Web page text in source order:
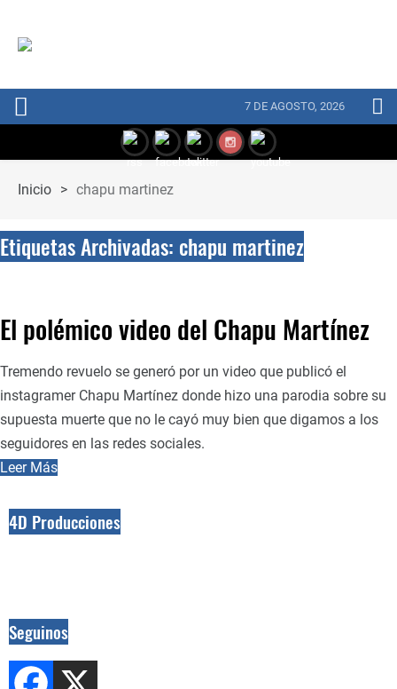
7 DE AGOSTO, 2026
Inicio > chapu martinez
Etiquetas Archivadas: chapu martinez
El polémico video del Chapu Martínez
Tremendo revuelo se generó por un video que publicó el
instagramer Chapu Martínez donde hizo una parodia sobre su
supuesta muerte que no le cayó muy bien que digamos a los
seguidores en las redes sociales.
Leer Más
4D Producciones
Seguinos